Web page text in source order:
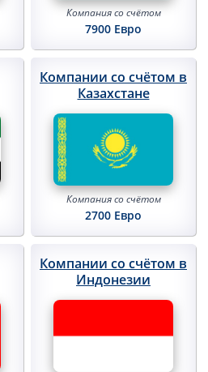
Компания сосчётом
7900 Евро
Компании со счётом в
Казахстане
Компания сосчётом
2700 Евро
Компании со счётом в
Индонезии